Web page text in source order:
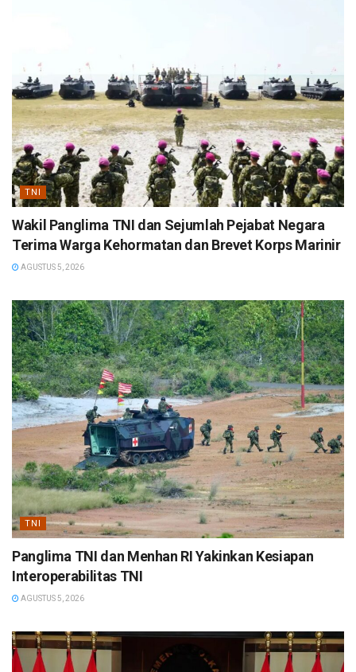
TNI
Wakil Panglima TNI dan Sejumlah Pejabat Negara
Terima Warga Kehormatan dan Brevet Korps Marinir
AGUSTUS 5, 2026
TNI
Panglima TNI dan Menhan RI Yakinkan Kesiapan
Interoperabilitas TNI
AGUSTUS 5, 2026